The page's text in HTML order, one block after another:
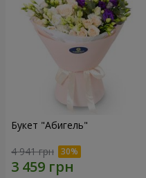
Букет "Абигель"
4 941 грн